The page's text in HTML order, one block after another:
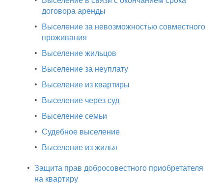
договора аренды
• Выселение за невозможностью совместного
проживания
• Выселение жильцов
• Выселение за неуплату
• Выселение из квартиры
• Выселение через суд
• Выселение семьи
• Судебное выселение
• Выселение из жилья
• Защита прав добросовестного приобретателя
на квартиру